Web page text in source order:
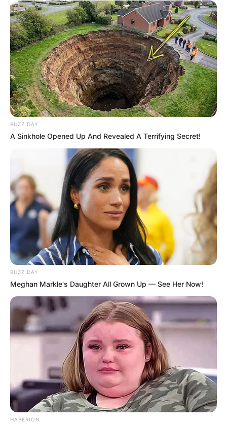
bahasa.
Mantan trainee Music K Entertainment dan HYWY
Entertainment.
Motto-nya saat diProduce 48adalah “Memancarkan energi
unik”.
Hampir debut dalam laguDAYDAY, namun dibatalkan dan
hampir debut juga dalam lagu
The Ark, namun saat itu dia
memutuskan keluar dari company tersebut.
Memiliki suara yang lembut dan penampilan yang polos.
tidak pernah bertemu satu sama lain selama 3 tahun di sekolah
dan saat ini mereka akrab satu sama lain.
Dia menyukai takoyaki, es krik rasa vanila.
Pada babak final programProduce 48, dia menempati urutan ke
8 dengan vote sebanyak 248.432.
4. Yena
BUZZ DAY
A Sinkhole Opened Up And Revealed A Terrifying Secret!
BUZZ DAY
Meghan Markle's Daughter All Grown Up — See Her Now!
HABERION